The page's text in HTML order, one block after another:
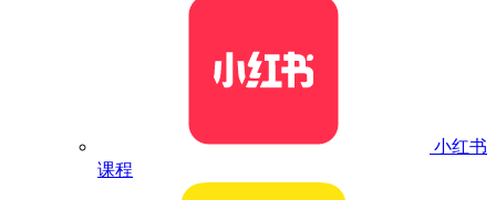
小红书
课程